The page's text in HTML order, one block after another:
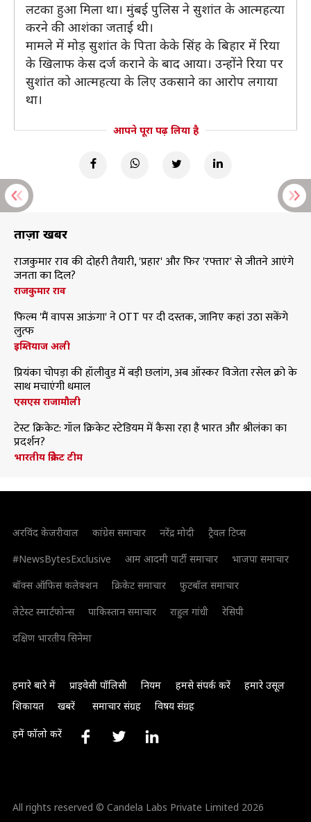
लटका हुआ मिला था। मुंबई पुलिस ने सुशांत के आत्महत्या
करने की आशंका जताई थी।
मामले में मोड़ सुशांत के पिता केके सिंह के बिहार में रिया
के खिलाफ केस दर्ज कराने के बाद आया। उन्होंने रिया पर
सुशांत को आत्महत्या के लिए उकसाने का आरोप लगाया
था।
आपने पूरा पढ़ लिया है
ताज़ा खबरें
राजकुमार राव की दोहरी तैयारी, 'प्रहार' और फिर 'रफ्तार' से जीतने आएंगे
जनता का दिल?
राजकुमार राव
फिल्म 'मैं वापस आऊंगा' ने OTT पर दी दस्तक, जानिए कहां उठा सकेंगे
लुत्फ
इम्तियाज अली
प्रियंका चोपड़ा की हॉलीवुड में बड़ी छलांग, अब ऑस्कर विजेता रसेल क्रो के
साथ मचाएंगी धमाल
एसएस राजामौली
टेस्ट क्रिकेट: गॉल क्रिकेट स्टेडियम में कैसा रहा है भारत और श्रीलंका का
प्रदर्शन?
भारतीय क्रिकेट टीम
अरविंद केजरीवाल कांग्रेस समाचार नरेंद्र मोदी
ट्रैवल टिप्स
#NewsBytesExclusive
आम आदमी पार्टी समाचार
भाजपा समाचार
बॉक्स ऑफिस कलेक्शन
क्रिकेट समाचार
फुटबॉल समाचार
लेटेस्ट स्मार्टफोन्स
पाकिस्तान समाचार राहुल गांधी
रेसिपी
दक्षिण भारतीय सिनेमा
हमारे बारे में प्राइवेसी पॉलिसी नियम हमसे संपर्क करें
हमारे उसूल
शिकायत
खबरें समाचार संग्रह विषय संग्रह
हमें फॉलो करें
All rights reserved © Candela Labs Private Limited 2026